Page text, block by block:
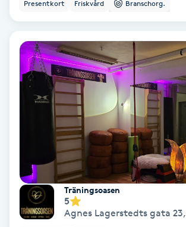
Face framing
Faceliftmassage
Fet hårbotten
Fettreducering
Fibromassage
Presentkort Friskvård Branschorg.
Träningsoasen
5
Agnes Lagerstedts gata 23,